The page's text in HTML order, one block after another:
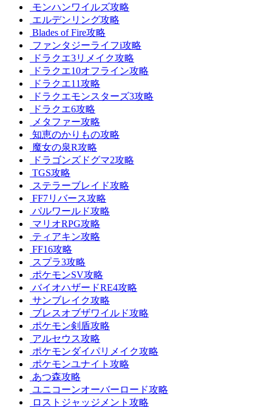
モンハンワイルズ攻略
エルデンリング攻略
Blades of Fire攻略
ファンタジーライフi攻略
ドラクエ3リメイク攻略
ドラクエ10オフライン攻略
ドラクエ11攻略
ドラクエモンスターズ3攻略
ドラクエ6攻略
メタファー攻略
知恵のかりもの攻略
魔女の泉R攻略
ドラゴンズドグマ2攻略
TGS攻略
ステラーブレイド攻略
FF7リバース攻略
パルワールド攻略
マリオRPG攻略
ティアキン攻略
FF16攻略
スプラ3攻略
ポケモンSV攻略
バイオハザードRE4攻略
サンブレイク攻略
ブレスオブザワイルド攻略
ポケモン剣盾攻略
アルセウス攻略
ポケモンダイパリメイク攻略
ポケモンユナイト攻略
あつ森攻略
ユニコーンオーバーロード攻略
ロストジャッジメント攻略